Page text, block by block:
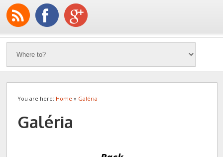
You are here: Home » Galéria
Galéria